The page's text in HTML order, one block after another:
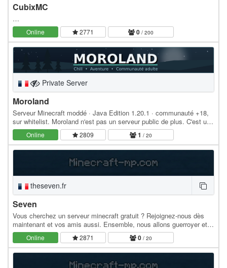
CubixMC
…
Online 2771 0 / 200
Private Server
Moroland
Serveur Minecraft moddé · Java Edition 1.20.1 · communauté +18,
sur whitelist. Moroland n'est pas un serveur public de plus. C'est une
petite communauté d'adultes qui…
Online 2809 1 / 20
theseven.fr
Seven
Vous cherchez un serveur minecraft gratuit ? Rejoignez-nous dès
maintenant et vos amis aussi. Ensemble, nous allons guerroyer et
bâtir ! Prenez Garde, la Nuit Sera…
Online 2871 0 / 20